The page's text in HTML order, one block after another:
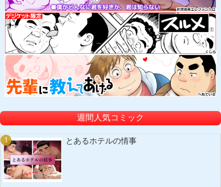
週間人気コミック
とあるホテルの情事